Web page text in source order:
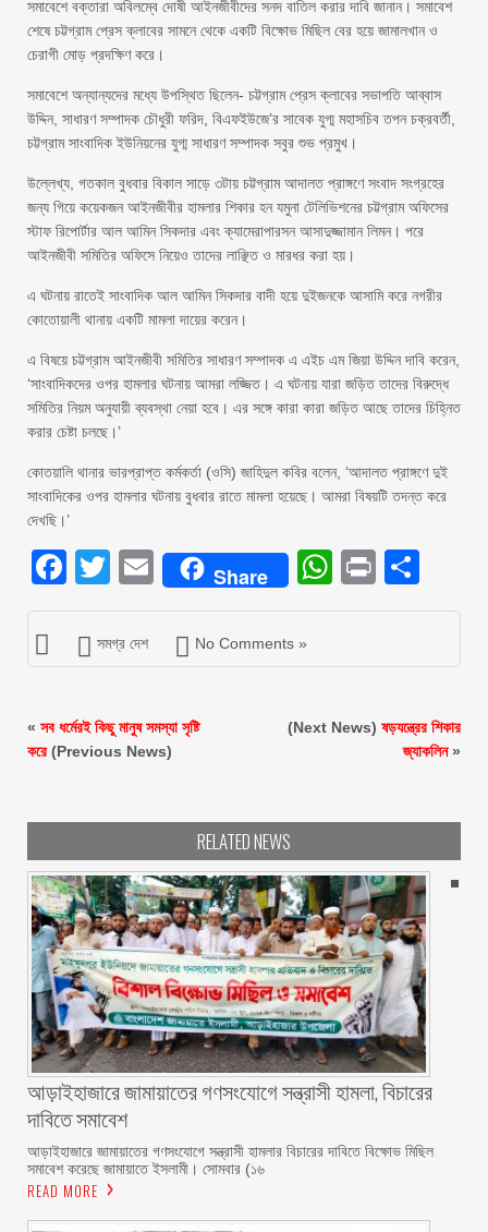
সমাবেশে বক্তারা অবিলম্বে দোষী আইনজীবীদের সনদ বাতিল করার দাবি জানান। সমাবেশ
শেষে চট্টগ্রাম প্রেস ক্লাবের সামনে থেকে একটি বিক্ষোভ মিছিল বের হয়ে জামালখান ও
চেরাগী মোড় প্রদক্ষিণ করে।
সমাবেশে অন্যান্যদের মধ্যে উপস্থিত ছিলেন- চট্টগ্রাম প্রেস ক্লাবের সভাপতি আব্বাস
উদ্দিন, সাধারণ সম্পাদক চৌধুরী ফরিদ, বিএফইউজে’র সাবেক যুগ্ম মহাসচিব তপন চক্রবর্তী,
চট্টগ্রাম সাংবাদিক ইউনিয়নের যুগ্ম সাধারণ সম্পাদক সবুর শুভ প্রমুখ।
উল্লেখ্য, গতকাল বুধবার বিকাল সাড়ে ৩টায় চট্টগ্রাম আদালত প্রাঙ্গণে সংবাদ সংগ্রহের
জন্য গিয়ে কয়েকজন আইনজীবীর হামলার শিকার হন যমুনা টেলিভিশনের চট্টগ্রাম অফিসের
স্টাফ রিপোর্টার আল আমিন সিকদার এবং ক্যামেরাপারসন আসাদুজ্জামান লিমন। পরে
আইনজীবী সমিতির অফিসে নিয়েও তাদের লাঞ্ছিত ও মারধর করা হয়।
এ ঘটনায় রাতেই সাংবাদিক আল আমিন সিকদার বাদী হয়ে দুইজনকে আসামি করে নগরীর
কোতোয়ালী থানায় একটি মামলা দায়ের করেন।
এ বিষয়ে চট্টগ্রাম আইনজীবী সমিতির সাধারণ সম্পাদক এ এইচ এম জিয়া উদ্দিন দাবি করেন,
‘সাংবাদিকদের ওপর হামলার ঘটনায় আমরা লজ্জিত। এ ঘটনায় যারা জড়িত তাদের বিরুদ্ধে
সমিতির নিয়ম অনুযায়ী ব্যবস্থা নেয়া হবে। এর সঙ্গে কারা কারা জড়িত আছে তাদের চিহ্নিত
করার চেষ্টা চলছে।’
কোতয়ালি থানার ভারপ্রাপ্ত কর্মকর্তা (ওসি) জাহিদুল কবির বলেন, ‘আদালত প্রাঙ্গণে দুই
সাংবাদিকের ওপর হামলার ঘটনায় বুধবার রাতে মামলা হয়েছে। আমরা বিষয়টি তদন্ত করে
দেখছি।’
Facebook
Twitter
EmailShare Print
সমগ্র দেশ No Comments »
« সব ধর্মেরই কিছু মানুষ সমস্যা সৃষ্টি
করে(Previous News)
(Next News) ষড়যন্ত্রের শিকার
জ্যাকলিন»
RELATED NEWS
আড়াইহাজারে জামায়াতের গণসংযোগে সন্ত্রাসী হামলা, বিচারের
দাবিতে সমাবেশ
আড়াইহাজারে জামায়াতের গণসংযোগে সন্ত্রাসী হামলার বিচারের দাবিতে বিক্ষোভ মিছিল
সমাবেশ করেছে জামায়াতে ইসলামী। সোমবার (১৬
READ MORE